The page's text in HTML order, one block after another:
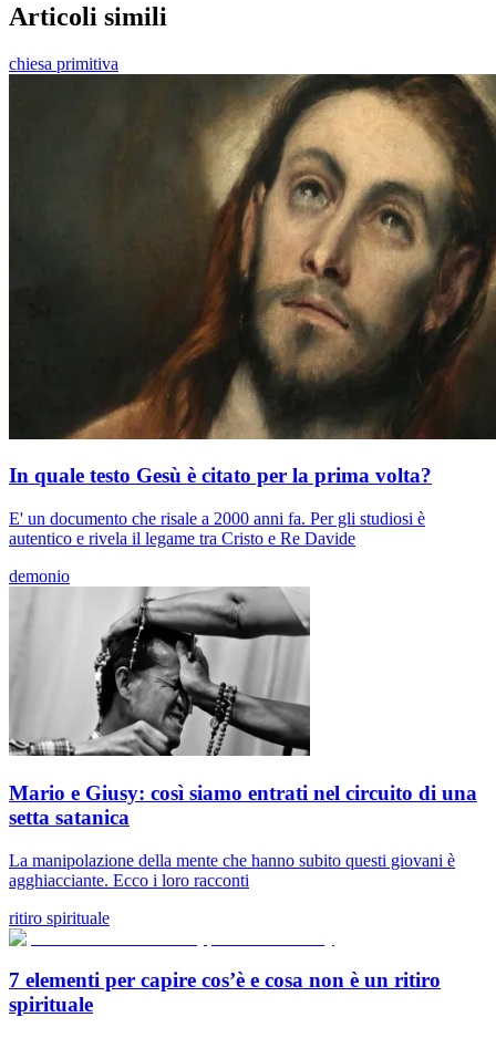
Articoli simili
chiesa primitiva
In quale testo Gesù è citato per la prima volta?
E' un documento che risale a 2000 anni fa. Per gli studiosi è
autentico e rivela il legame tra Cristo e Re Davide
demonio
Mario e Giusy: così siamo entrati nel circuito di una
setta satanica
La manipolazione della mente che hanno subito questi giovani è
agghiacciante. Ecco i loro racconti
ritiro spirituale
7 elementi per capire cos’è e cosa non è un ritiro
spirituale